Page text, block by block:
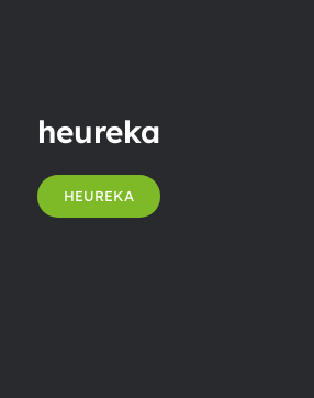
heureka
HEUREKA